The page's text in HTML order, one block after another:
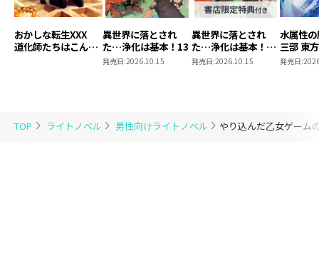
TOP ライトノベル 男性向けライトノベル やり込んだ乙女ゲーム
おかしな転生XXX
道化師たちはこんが
異世界に落とされ
た…浄化は基本！13
発売日:2026.10.15
異世界に落とされ
た…浄化は基本！
13【ピッコマ限定
発売日:2026.10.15
水属性
三部 東
発売日: